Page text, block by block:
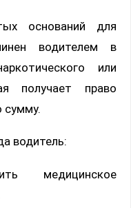
оснований для
водителем в
или
получает право
сумму.
водитель:
медицинское